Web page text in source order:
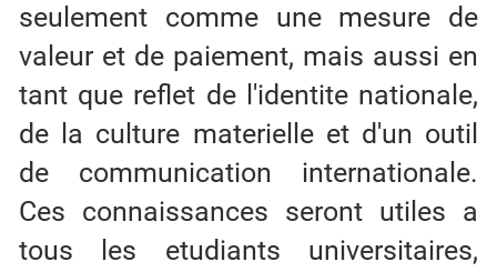
seulement comme une mesure de
valeur et de paiement, mais aussi en
tant que reflet de l'identite nationale,
de la culture materielle et d'un outil
de communication internationale.
Ces connaissances seront utiles a
tous les etudiants universitaires,